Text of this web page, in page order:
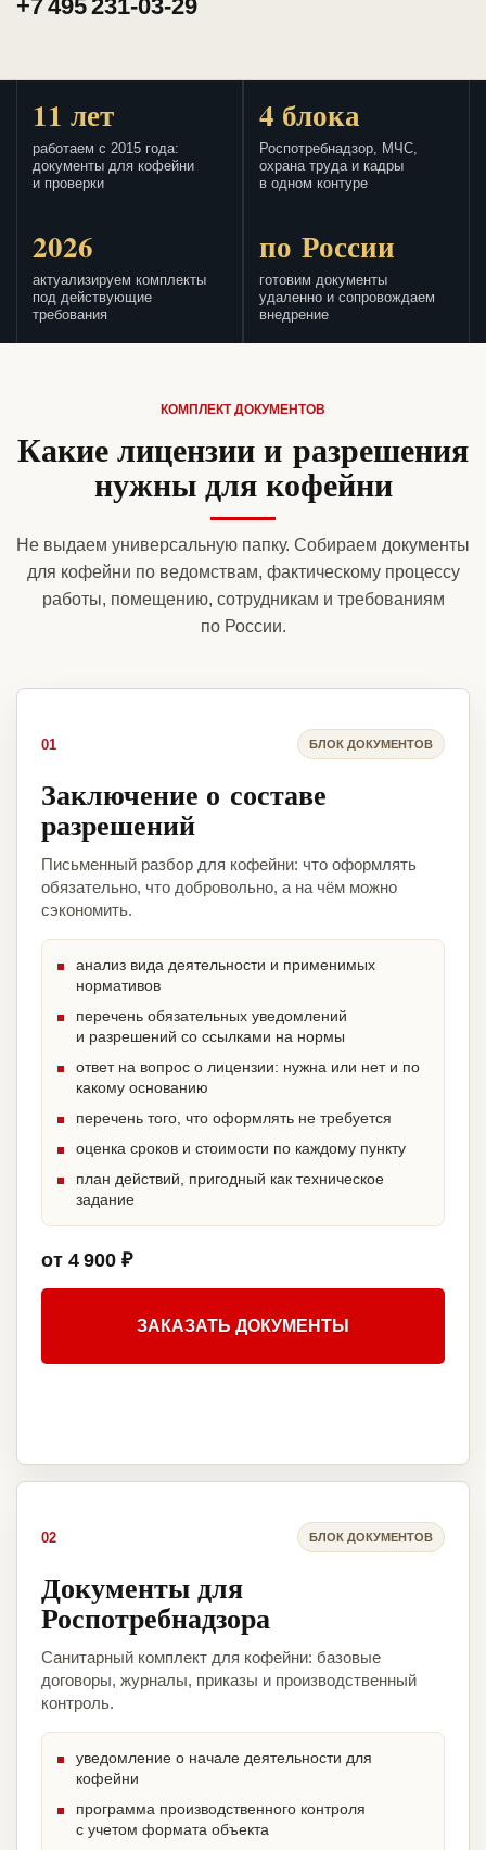
+7 495 231-03-29
11 лет
работаем с 2015 года:
документы для кофейни
и проверки
4 блока
Роспотребнадзор, МЧС,
охрана труда и кадры
в одном контуре
2026
актуализируем комплекты
под действующие
требования
по России
готовим документы
удаленно и сопровождаем
внедрение
КОМПЛЕКТ ДОКУМЕНТОВ
Какие лицензии и разрешения
нужны для кофейни
Не выдаем универсальную папку. Собираем документы
для кофейни по ведомствам, фактическому процессу
работы, помещению, сотрудникам и требованиям
по России.
01 БЛОК ДОКУМЕНТОВ
Заключение о составе
разрешений
Письменный разбор для кофейни: что оформлять
обязательно, что добровольно, а на чём можно
сэкономить.
анализ вида деятельности и применимых
нормативов
перечень обязательных уведомлений
и разрешений со ссылками на нормы
ответ на вопрос о лицензии: нужна или нет и по
какому основанию
перечень того, что оформлять не требуется
оценка сроков и стоимости по каждому пункту
план действий, пригодный как техническое
задание
от 4 900 ₽
ЗАКАЗАТЬ ДОКУМЕНТЫ
02 БЛОК ДОКУМЕНТОВ
Документы для
Роспотребнадзора
Санитарный комплект для кофейни: базовые
договоры, журналы, приказы и производственный
контроль.
уведомление о начале деятельности для
кофейни
программа производственного контроля
с учетом формата объекта